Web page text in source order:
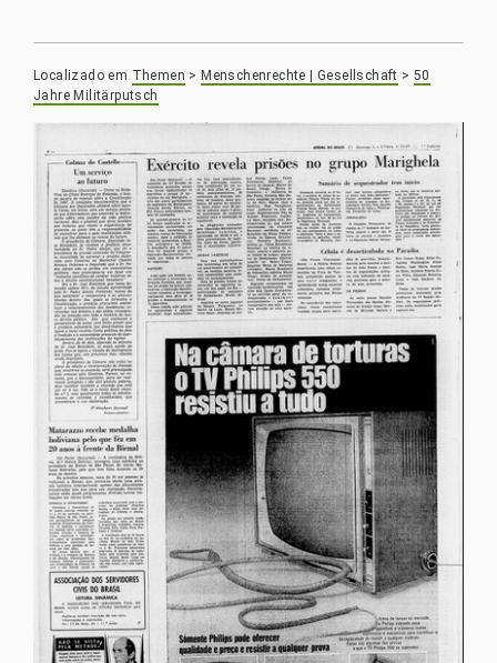
Localizado em Themen > Menschenrechte | Gesellschaft >50
Jahre Militärputsch